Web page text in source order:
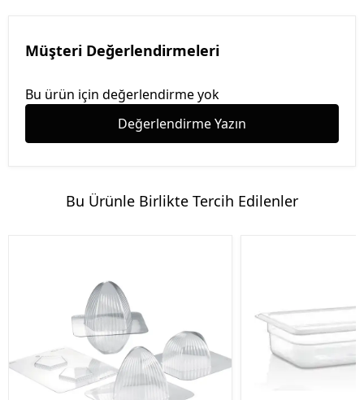
Müşteri Değerlendirmeleri
Bu ürün için değerlendirme yok
Değerlendirme Yazın
Bu Ürünle Birlikte Tercih Edilenler